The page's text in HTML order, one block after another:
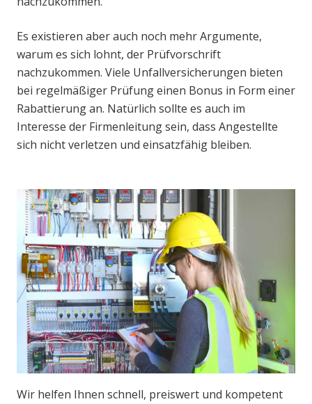
Es existieren aber auch noch mehr Argumente,
warum es sich lohnt, der Prüfvorschrift
nachzukommen. Viele Unfallversicherungen bieten
bei regelmäßiger Prüfung einen Bonus in Form einer
Rabattierung an. Natürlich sollte es auch im
Interesse der Firmenleitung sein, dass Angestellte
sich nicht verletzen und einsatzfähig bleiben.
Wir helfen Ihnen schnell, preiswert und kompetent